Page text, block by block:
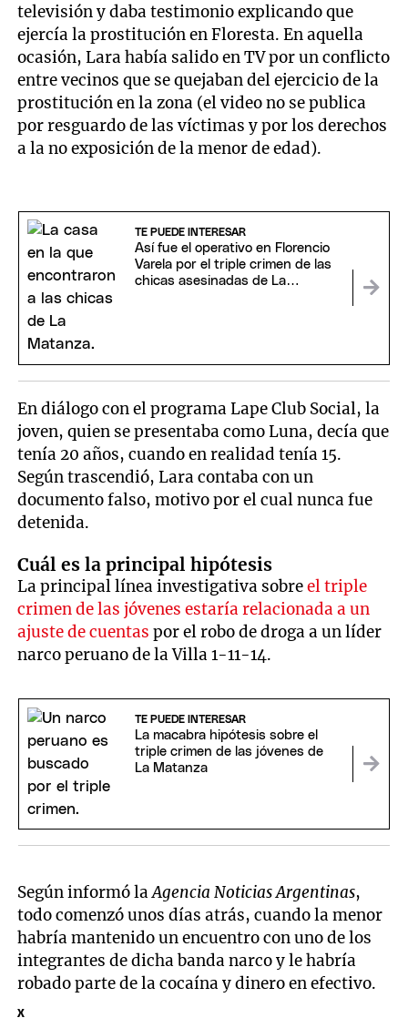
televisión y daba testimonio explicando que
ejercía la prostitución en Floresta. En aquella
ocasión, Lara había salido en TV por un conflicto
entre vecinos que se quejaban del ejercicio de la
prostitución en la zona (el video no se publica
por resguardo de las víctimas y por los derechos
a la no exposición de la menor de edad).
TE PUEDE INTERESAR
Así fue el operativo en Florencio
Varela por el triple crimen de las
chicas asesinadas de La
En diálogo con el programa Lape Club Social, la
joven, quien se presentaba como Luna, decía que
tenía 20 años, cuando en realidad tenía 15.
Según trascendió, Lara contaba con un
documento falso, motivo por el cual nunca fue
detenida.
Cuál es la principal hipótesis
La principal línea investigativa sobreel triple
crimen de las jóvenes estaría relacionada a un
ajuste de cuentas por el robo de droga a un líder
narco peruano de la Villa 1-11-14.
TE PUEDE INTERESAR
La macabra hipótesis sobre el
triple crimen de las jóvenes de
La Matanza
Según informó laAgencia Noticias Argentinas,
todo comenzó unos días atrás, cuando la menor
habría mantenido un encuentro con uno de los
integrantes de dicha banda narco y le habría
robado parte de la cocaína y dinero en efectivo.
X